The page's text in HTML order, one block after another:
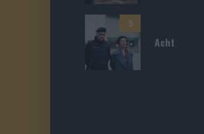
5
Acht